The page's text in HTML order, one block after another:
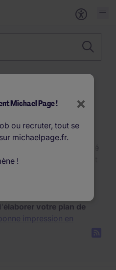
nouvelle opportunité
trouvez à un tournant
sereinement
nos conseils à
d’
élaborer votre plan de
impression en
×
Michael Page !
ou recruter, tout se
michaelpage.fr.
!